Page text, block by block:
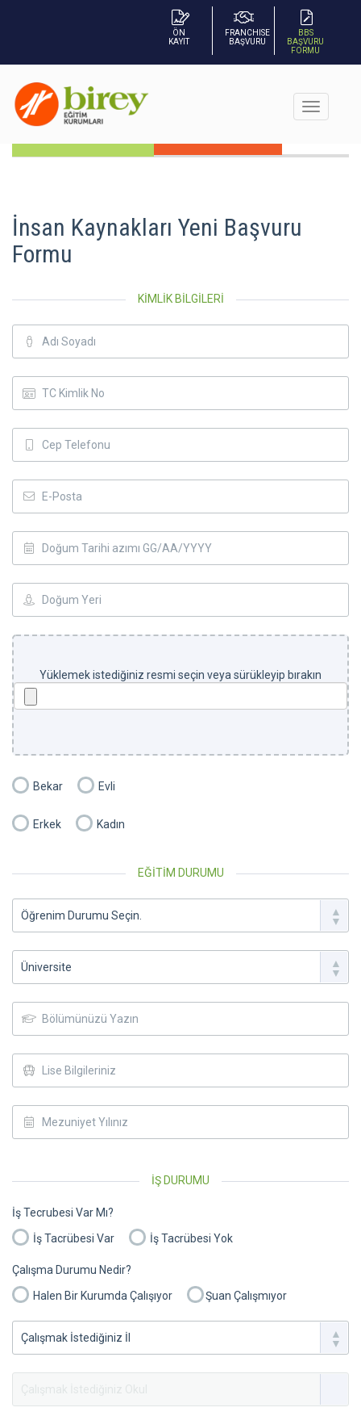
BBS
BAŞVURU
FORMU
FRANCHISE
BAŞVURU
ÖN
KAYIT
İnsan Kaynakları Yeni Başvuru
Formu
KİMLİK BİLGİLERİ
Yüklemek istediğiniz resmi seçin veya sürükleyip bırakın
Bekar Evli
Erkek Kadın
EĞİTİM DURUMU
İŞ DURUMU
İş Tecrubesi Var Mı?
İş Tacrübesi Var
İş Tacrübesi Yok
Çalışma Durumu Nedir?
Halen Bir Kurumda Çalışıyor
Şuan Çalışmıyor